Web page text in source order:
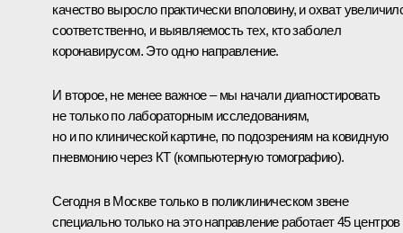
качество выросло практически вполовину, и охват
соответственно, и выявляемость тех, кто заболел
коронавирусом. Это одно направление.
И второе, не менее важное – мы начали диагностировать
не только по лабораторным исследованиям,
но и по клинической картине, по подозрениям на ковидную
пневмонию через КТ (компьютерную томографию).
Сегодня в Москве только в поликлиническом звене
специально только на это направление работает 45 центров